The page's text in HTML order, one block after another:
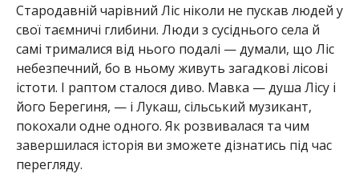
Стародавній чарівний Ліс ніколи не пускав людей у
​​свої таємничі глибини. Люди з сусіднього села й
самі трималися від нього подалі — думали, що Ліс
небезпечний, бо в ньому живуть загадкові лісові
істоти. І раптом сталося диво. Мавка — душа Лісу і
його Берегиня, — і Лукаш, сільський музикант,
покохали одне одного. Як розвивалася та чим
завершилася історія ви зможете дізнатись під час
перегляду.